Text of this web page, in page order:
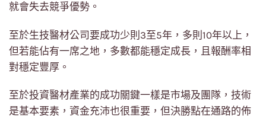
就會失去競爭優勢。
至於生技醫材公司要成功少則3至5年，多則10年以上，
但若能佔有一席之地，多數都能穩定成長，且報酬率相
對穩定豐厚。
至於投資醫材產業的成功關鍵一樣是市場及團隊，技術
是基本要素，資金充沛也很重要，但決勝點在通路的佈